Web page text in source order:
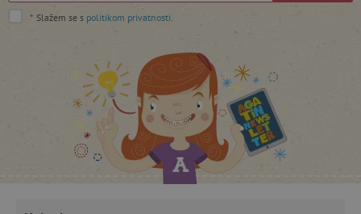
* Slažem se s politikom privatnosti
product_filter_remember www.agatinsvijet.hr
PHPSESSID
PHP.net
www.agatinsvijet.hr